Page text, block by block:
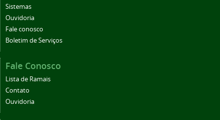
Sistemas
Ouvidoria
Fale conosco
Boletim de Serviços
Fale Conosco
Lista de Ramais
Contato
Ouvidoria